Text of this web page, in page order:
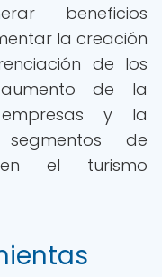
beneficios
la creación
de los
de la
y la
de
en el turismo